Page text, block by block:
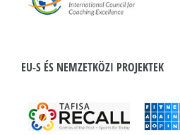
EU-S ÉS NEMZETKÖZI PROJEKTEK